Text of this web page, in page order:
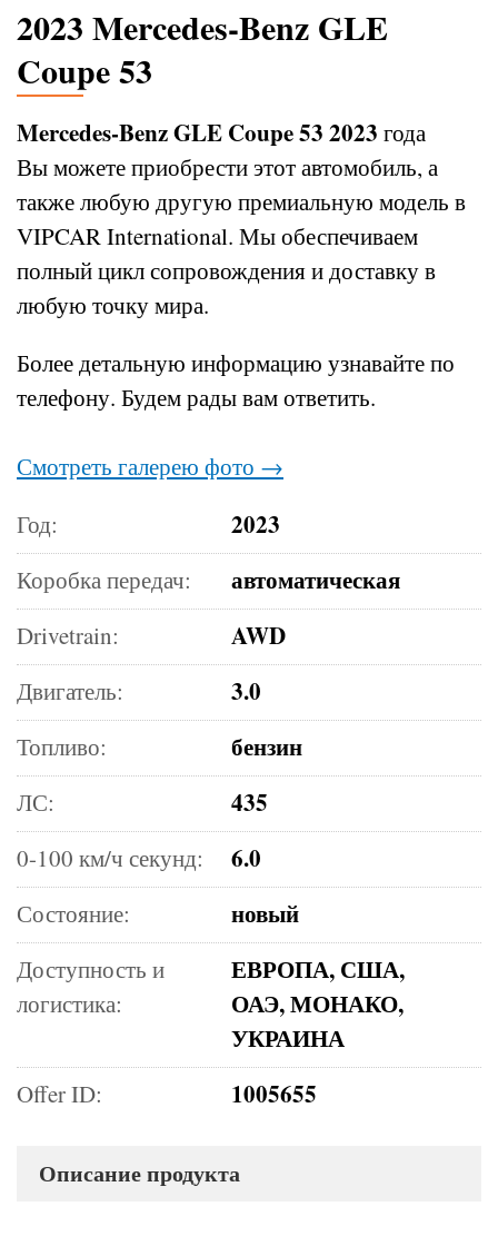
2023 Mercedes-Benz GLE
Coupe 53
Mercedes-Benz GLE Coupe 53 2023 года
Вы можете приобрести этот автомобиль, а
также любую другую премиальную модель в
VIPCAR International. Мы обеспечиваем
полный цикл сопровождения и доставку в
любую точку мира.
Более детальную информацию узнавайте по
телефону. Будем рады вам ответить.
Смотреть галерею фото →
Год:
2023
Коробка передач: автоматическая
Drivetrain: AWD
Двигатель: 3.0
Топливо: бензин
ЛС: 435
0-100 км/ч секунд: 6.0
Состояние: новый
Доступность и
логистика:
ЕВРОПА, США,
ОАЭ, МОНАКО,
УКРАИНА
Offer ID: 1005655
Описание продукта